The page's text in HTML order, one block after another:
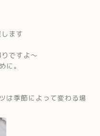
ます
ですよ〜
に。
は季節によって変わる場